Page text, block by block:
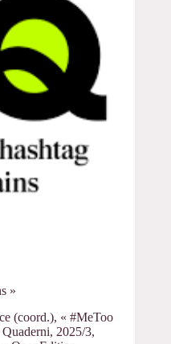
»
(coord.), « #MeToo
2025/3,